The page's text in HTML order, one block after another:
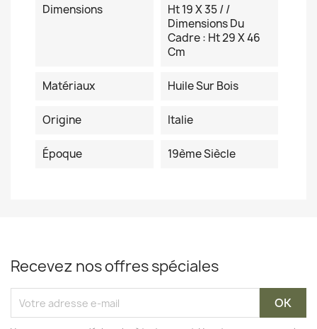
Dimensions
Ht 19 X 35 / /
Dimensions Du
Cadre : Ht 29 X 46
Cm
Matériaux Huile Sur Bois
Origine Italie
Époque 19ème Siècle
Recevez nos offres spéciales